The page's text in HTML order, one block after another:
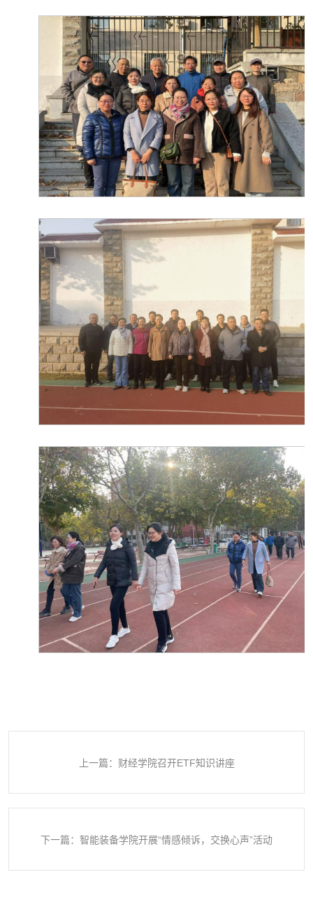
上一篇：财经学院召开ETF知识讲座
下一篇：智能装备学院开展“情感倾诉，交换心声”活动